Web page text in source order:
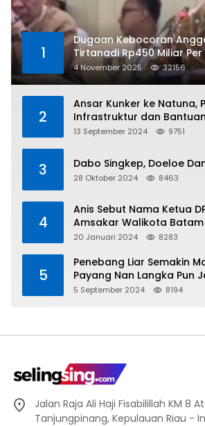
1
Dugaan Kebocoran
Tirtanadi Rp450 Miliar
Kritikan
4 November 2025 32156
2
Ansar Kunker ke Natuna,
Infrastruktur dan
Direalisasikan Hingga
13 September 2024 9751
3 Dabo Singkep, Doeloe
28 Oktober 2024 8463
4
Anis Sebut Nama Ketua
Amsakar Walikota
20 Januari 2024 8283
5
Penebang Liar Semakin
Payang Nan Langka Pun
5 September 2024 8194
Jalan Raja Ali Haji Fisabilillah KM 8
Tanjungpinang, Kepulauan Riau -